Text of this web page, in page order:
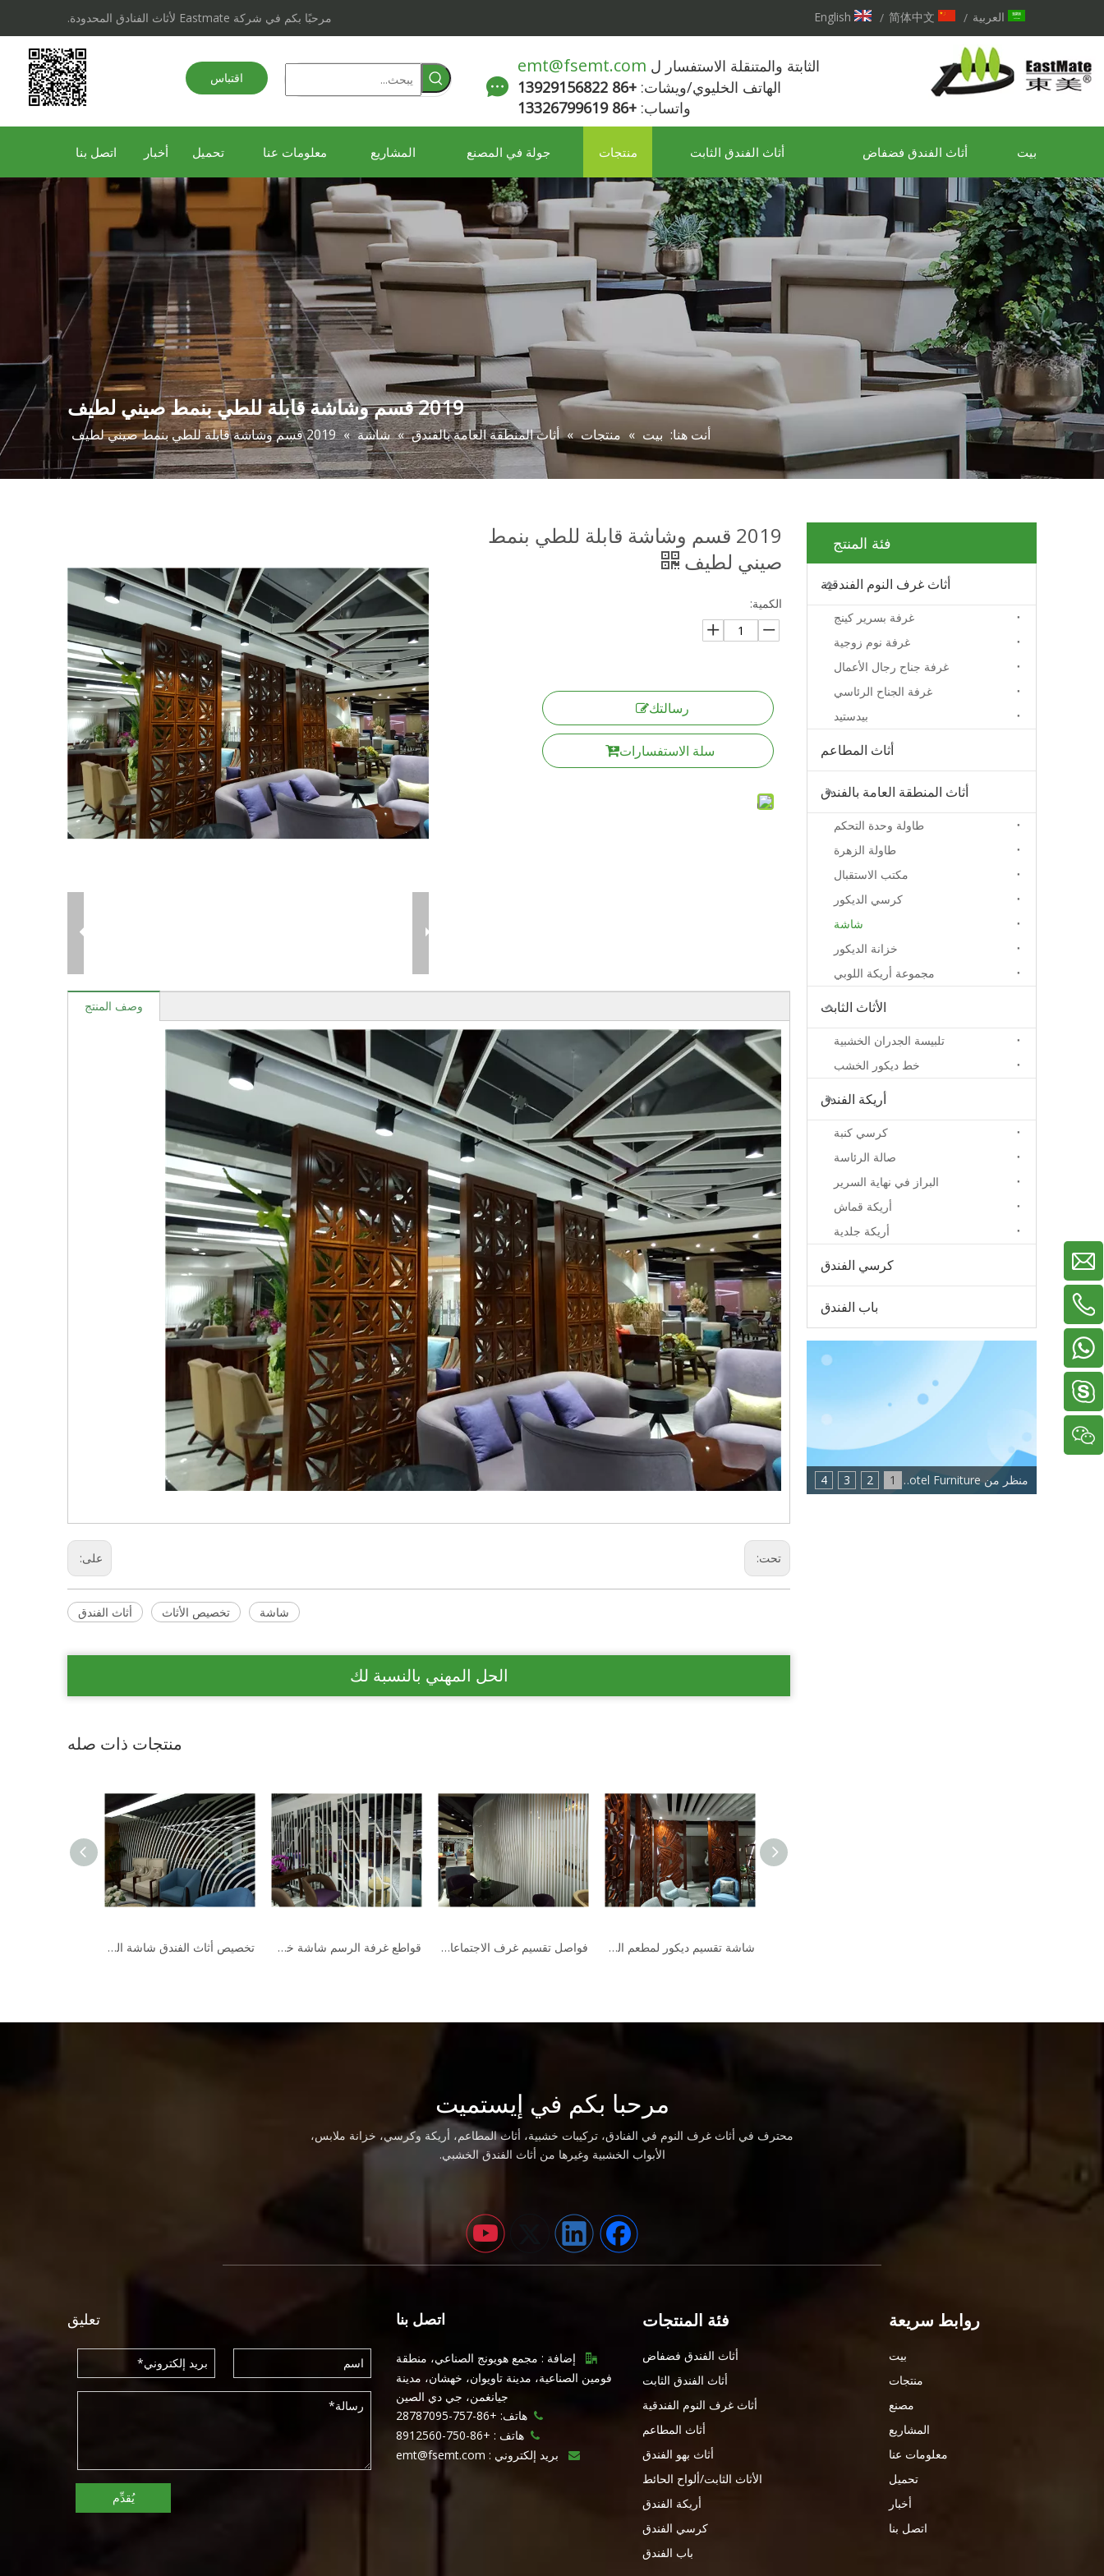
مرحبًا بكم في شركة Eastmate لأثاث الفنادق المحدودة. العربية /
简体中文
/
English
الثابتة والمتنقلة الاستفسار ل emt@fsemt.com
الهاتف الخليوي/ويشات: +86 13929156822
واتساب: +86 13326799619
اقتباس
بيت أثاث الفندق فضفاض أثاث الفندق الثابت منتجات جولة في المصنع المشاريع معلومات عنا تحميل أخبار اتصل بنا
2019 قسم وشاشة قابلة للطي بنمط صيني لطيف
أنت هنا: بيت » منتجات » أثاث المنطقة العامة بالفندق » شاشة » 2019 قسم وشاشة قابلة للطي بنمط صيني لطيف
2019 قسم وشاشة قابلة للطي بنمط
صيني لطيف
الكمية:
رسالتك
سلة الاستفسارات
وصف المنتج
على: تحت:
أثاث الفندق تخصيص الأثاث شاشة
الحل المهني بالنسبة لك
منتجات ذات صله
قواطع غرفة الرسم شاشة خشبية قابلة للطي صغيرة مزخرفة فواصل تقسيم غرف الاجتماعات عالية الجودة شاشة تقسيم ديكور لمطعم الفندق / مقسم جدار الغرفة شاشات تقسيم خشب الفندق ذات جودة عالية
فئة المنتج
أثاث غرف النوم الفندقية
غرفة بسرير كينج
غرفة نوم زوجية
غرفة جناح رجال الأعمال
غرفة الجناح الرئاسي
بيدستيد
أثاث المطاعم
أثاث المنطقة العامة بالفندق
طاولة وحدة التحكم
طاولة الزهرة
مكتب الاستقبال
كرسي الديكور
شاشة
خزانة الديكور
مجموعة أريكة اللوبي
الأثاث الثابت
تلبيسة الجدران الخشبية
خط ديكور الخشب
أريكة الفندق
كرسي كنبة
صالة الرئاسة
البراز في نهاية السرير
أريكة قماش
أريكة جلدية
كرسي الفندق
باب الفندق
1
2
3
4 منظر من Eastmate Hotel Furniture: اتجاه جديد لصناعة أثاث الفنادق
مرحبا بكم في إيستميت
محترف في أثاث غرف النوم في الفنادق، تركيبات خشبية، أثاث المطاعم، أريكة وكرسي، خزانة ملابس،
الأبواب الخشبية وغيرها من أثاث الفندق الخشبي.
روابط سريعة
بيت
منتجات
مصنع
المشاريع
معلومات عنا
تحميل
أخبار
اتصل بنا
فئة المنتجات
أثاث الفندق فضفاض
أثاث الفندق الثابت
أثاث غرف النوم الفندقية
أثاث المطاعم
أثاث بهو الفندق
الأثاث الثابت/ألواح الحائط
أريكة الفندق
كرسي الفندق
باب الفندق
اتصل بنا

إضافة : مجمع هويونج الصناعي، منطقة
فومين الصناعية، مدينة تاويوان، خهشان، مدينة
جيانغمن، جي دي الصين
 هاتف: +86-757-28787095
 هاتف : +86-750-8912560
 بريد إلكتروني : emt@fsemt.com
تعليق
يُقدِّم